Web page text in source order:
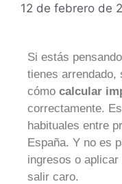
12 de febrero de
Si estás
tienes arrendado,
cómo calcular
correctamente.
habituales entre
España. Y no es
ingresos o
salir caro.